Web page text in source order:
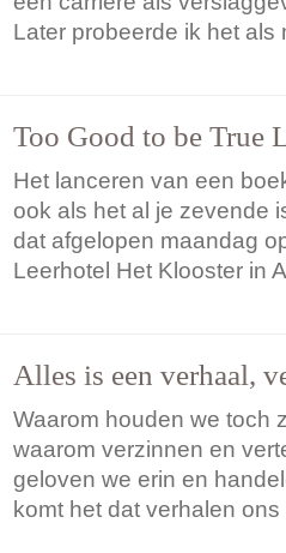
Later probeerde ik het
Too Good to be True
Het lanceren van een
ook als het al je zevende
dat afgelopen maandag
Leerhotel Het Klooster in
Alles is een verhaal,
Waarom houden we toch
waarom verzinnen en
geloven we erin en
komt het dat verhalen